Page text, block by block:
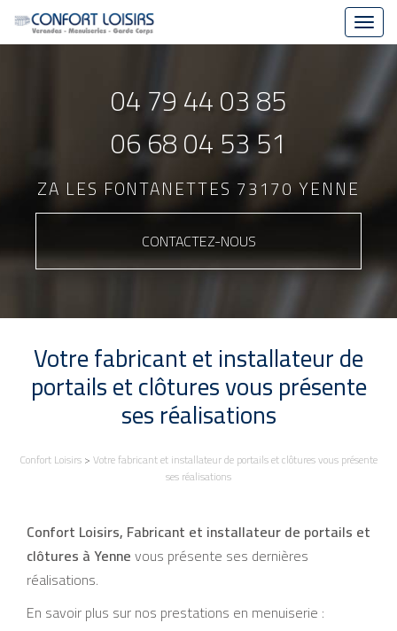
04 79 44 03 85
06 68 04 53 51
ZA LES FONTANETTES 73170 YENNE
CONTACTEZ-NOUS
Votre fabricant et installateur de
portails et clôtures vous présente
ses réalisations
Confort Loisirs>Votre fabricant et installateur de portails et clôtures vous présente
ses réalisations
Confort Loisirs, Fabricant et installateur de portails et
clôtures à Yennevous présente ses dernières
réalisations.
En savoir plus sur nos prestations en menuiserie :